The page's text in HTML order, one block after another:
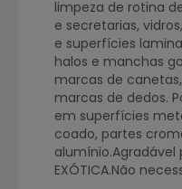
limpeza de rotina
e secretarias,
e superfícies
halos e manchas
marcas de
marcas de dedos.
em superfícies
coado, partes
alumínio.Agradável
EXÓTICA.Não